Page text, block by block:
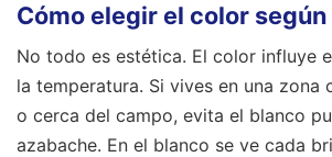
Cómo elegir el color
No todo es estética. El color influye
la temperatura. Si vives en una zona
o cerca del campo, evita el blanco
azabache. En el blanco se ve cada